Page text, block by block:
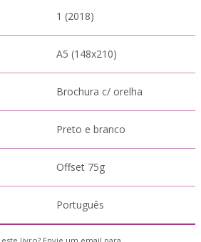
1 (2018)
A5 (148x210)
Brochura c/ orelha
Preto e branco
Offset 75g
Português